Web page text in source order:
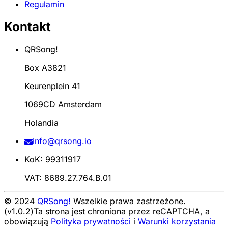
Regulamin
Kontakt
QRSong!
Box A3821
Keurenplein 41
1069CD Amsterdam
Holandia
info@qrsong.io
KoK: 99311917
VAT: 8689.27.764.B.01
© 2024 QRSong! Wszelkie prawa zastrzeżone.
(v1.0.2)Ta strona jest chroniona przez reCAPTCHA, a
obowiązują Polityka prywatności i Warunki korzystania